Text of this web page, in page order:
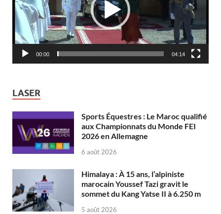
00:00 04:14
LASER
Sports Équestres : Le Maroc qualifié
aux Championnats du Monde FEI
2026 en Allemagne
6 août 2026
Himalaya : À 15 ans, l’alpiniste
marocain Youssef Tazi gravit le
sommet du Kang Yatse II à 6.250 m
5 août 2026